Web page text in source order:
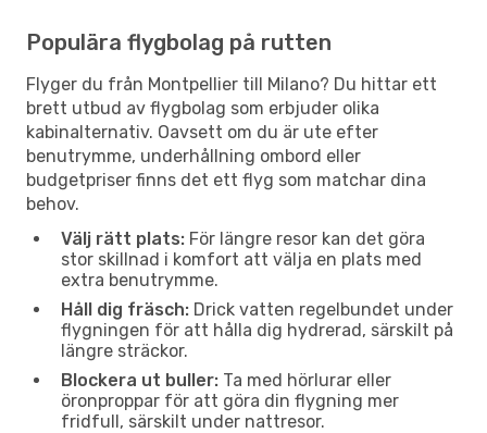
Populära flygbolag på rutten
Flyger du från Montpellier till Milano? Du hittar ett
brett utbud av flygbolag som erbjuder olika
kabinalternativ. Oavsett om du är ute efter
benutrymme, underhållning ombord eller
budgetpriser finns det ett flyg som matchar dina
behov.
Välj rätt plats: För längre resor kan det göra
stor skillnad i komfort att välja en plats med
extra benutrymme.
Håll dig fräsch: Drick vatten regelbundet under
flygningen för att hålla dig hydrerad, särskilt på
längre sträckor.
Blockera ut buller: Ta med hörlurar eller
öronproppar för att göra din flygning mer
fridfull, särskilt under nattresor.